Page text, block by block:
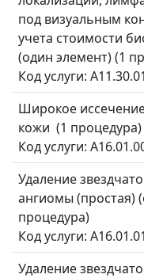
под визуальным
учета стоимости
(один элемент) (1
Код услуги:
Широкое
кожи (1 процедура)
Код услуги:
Удаление
ангиомы (простая)
процедура)
Код услуги:
Удаление